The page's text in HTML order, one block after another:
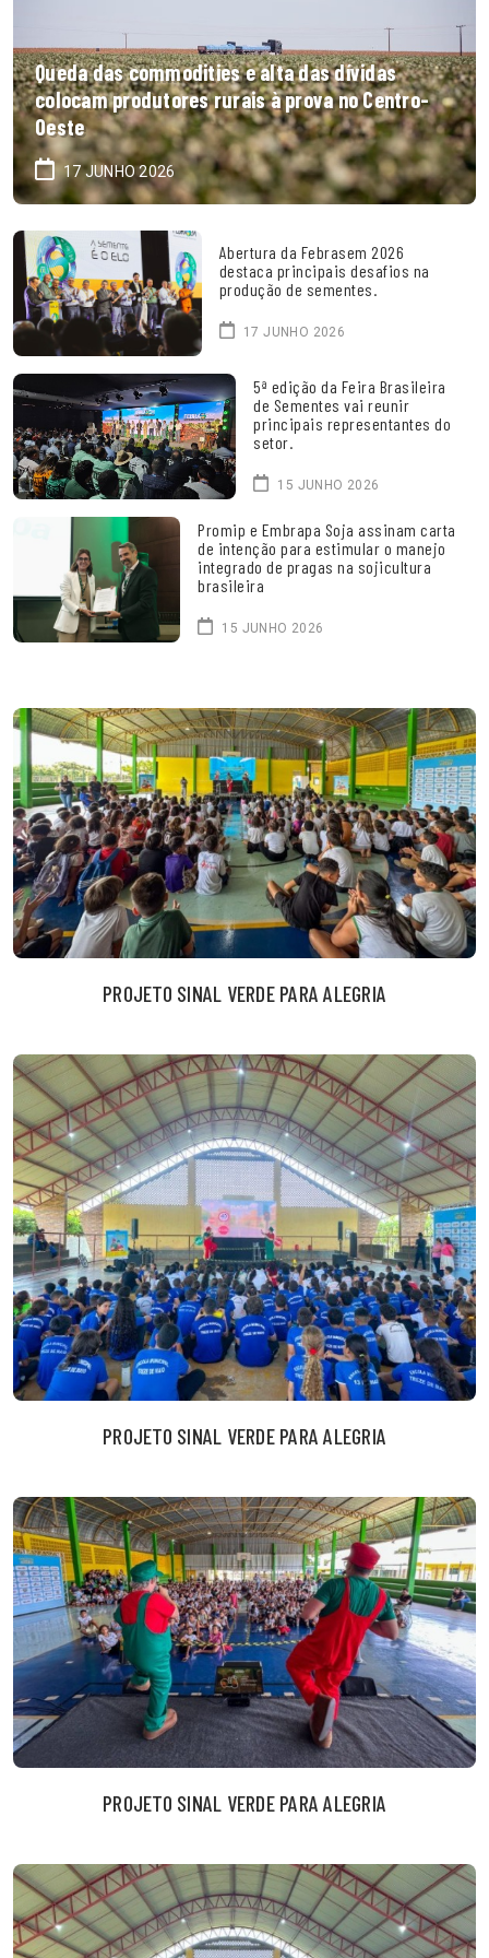
Queda das commodities e alta das dívidas
colocam produtores rurais à prova no Centro-
Oeste
17 JUNHO 2026
Abertura da Febrasem 2026
destaca principais desafios na
produção de sementes.
17 JUNHO 2026
5ª edição da Feira Brasileira
de Sementes vai reunir
principais representantes do
setor.
15 JUNHO 2026
Promip e Embrapa Soja assinam carta
de intenção para estimular o manejo
integrado de pragas na sojicultura
brasileira
15 JUNHO 2026
PROJETO SINAL VERDE PARA ALEGRIA
PROJETO SINAL VERDE PARA ALEGRIA
PROJETO SINAL VERDE PARA ALEGRIA